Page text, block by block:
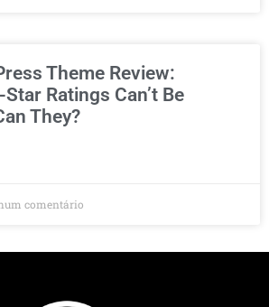
Theme Review:
Ratings Can’t Be
They?
comentário